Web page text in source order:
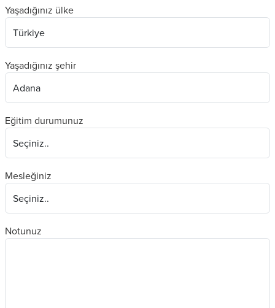
Yaşadığınız ülke
Yaşadığınız şehir
Eğitim durumunuz
Mesleğiniz
Notunuz